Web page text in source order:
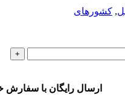
, کشورهای
ارسال رایگان با سفارش خرید